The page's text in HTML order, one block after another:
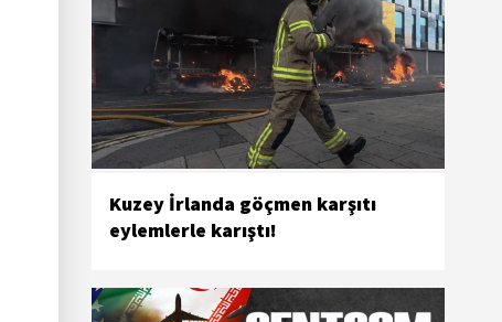
Kuzey İrlanda göçmen karşıtı
eylemlerle karıştı!